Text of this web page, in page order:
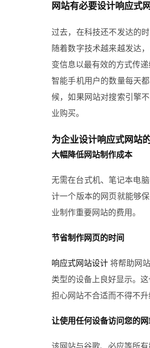
网站有必要设计响应式
过去，在科技还不发达的
随着数字技术越来越发达
变信息以最有效的方式传递
智能手机用户的数量每天
候，如果网站对搜索引擎
业购买。
为企业设计响应式网站的
大幅降低网站制作成本
无需在台式机、笔记本电
计一个版本的网页就能够
业制作重要网站的费用。
节省制作网页的时间
响应式网站设计 将帮助网
类型的设备上良好显示。
担心网站不合适而不得不升
让使用任何设备访问您的
该网站与谷歌、必应等所